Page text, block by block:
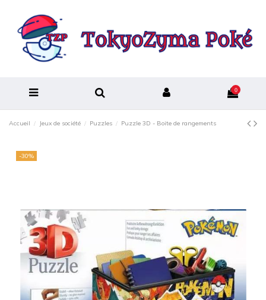
0
Accueil Jeux de société Puzzles Puzzle 3D - Boite de rangements
-30%